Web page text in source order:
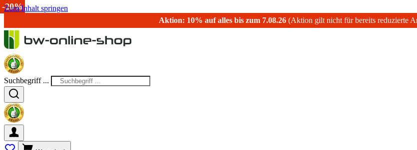
Zum Inhalt springen
Aktion: 10% auf alles bis zum 7.08.26(Aktion gilt nicht für bereits reduzierte
Suchbegriff ...
-20%
-20%
-20%